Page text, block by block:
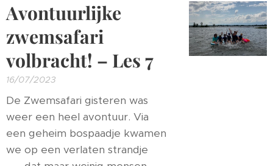
Avontuurlijke
zwemsafari
volbracht! – Les 7
16/07/2023
De Zwemsafari gisteren was
weer een heel avontuur. Via
een geheim bospaadje kwamen
we op een verlaten strandje🌴